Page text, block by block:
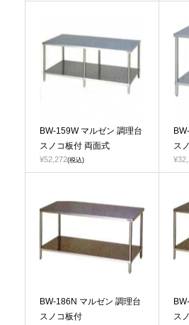
BW-159W マルゼン 調理台
スノコ板付 両面式
¥52,272(税込)
ス
BW-186N マルゼン 調理台
スノコ板付
ス